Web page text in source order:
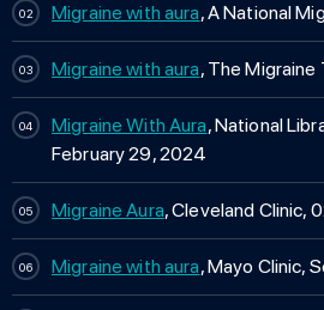
Migraine with aura, A National
Migraine with aura, The
Migraine With Aura, National
February 29, 2024
Migraine Aura, Cleveland Clinic,
Migraine with aura, Mayo Clinic,